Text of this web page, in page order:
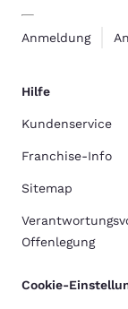
Anmeldung
Hilfe
Kundenservice
Franchise-Info
Sitemap
Offenlegung
Cookie-